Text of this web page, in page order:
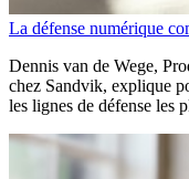
La défense numérique
Dennis van de Wege,
chez Sandvik, explique
les lignes de défense les